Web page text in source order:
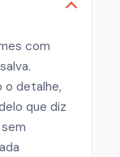
com
o detalhe,
que diz